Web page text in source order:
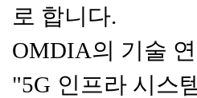
로 합니다.
OMDIA의 기술
"5G 인프라 시스